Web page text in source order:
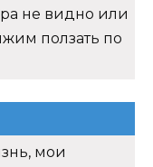
не видно или
ползать по
мои